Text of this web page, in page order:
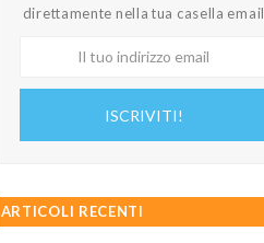
direttamente nella tua casella email
ISCRIVITI!
ARTICOLI RECENTI